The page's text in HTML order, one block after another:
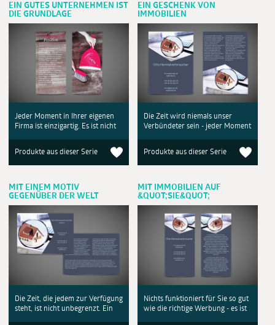
EIN GUTES UNTERNEHMEN IST
DIE GRUNDLAGE
Jeder Moment in Ihrer eigenen
Firma ist einzigartig. Es ist nicht
Produkte aus dieser Serie
EIN GESCHENK VON
IMMOBILIEN
Die Zeit wird niemals unser
Verbündeter sein - jeder Moment
Produkte aus dieser Serie
MIT EINEM MOTIV
GEGENÜBER DER WELT
Die Zeit, die jedem zur Verfügung
steht, ist nicht unbegrenzt. Ein
MIT IMMOBILIEN AUF
&QUOT;SIE&QUOT;
Nichts funktioniert für Sie so gut
wie die richtige Werbung - es ist